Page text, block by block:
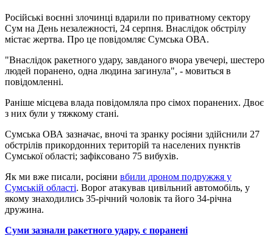
Російські воєнні злочинці вдарили по приватному сектору
Сум на День незалежності, 24 серпня. Внаслідок обстрілу
містає жертва. Про це повідомляє Сумська ОВА.
"Внаслідок ракетного удару, завданого вчора увечері, шестеро
людей поранено, одна людина загинула", - мовиться в
повідомленні.
Раніше місцева влада повідомляла про сімох поранених. Двоє
з них були у тяжкому стані.
Сумська ОВА зазначає, вночі та зранку росіяни здійснили 27
обстрілів прикордонних територій та населених пунктів
Сумської області; зафіксовано 75 вибухів.
Як ми вже писали, росіяни вбили дроном подружжя у
Сумській області. Ворог атакував цивільний автомобіль, у
якому знаходились 35-річний чоловік та його 34-річна
дружина.
Суми зазнали ракетного удару, є поранені